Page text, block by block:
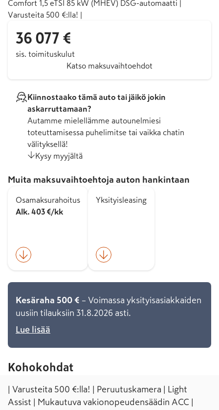
Comfort 1,5 eTSI 85 kW (MHEV) DSG-automaatti |
Varusteita 500 €:lla! |
36 077 €
sis. toimituskulut
Katso maksuvaihtoehdot
Kiinnostaako tämä auto tai jäikö jokin
askarruttamaan?
Autamme mielellämme autounelmiesi
toteuttamisessa puhelimitse tai vaikka chatin
välityksellä!
Kysy myyjältä
Muita maksuvaihtoehtoja auton hankintaan
Osamaksurahoitus
Alk. 403 €/kk
Yksityisleasing
Kesäraha 500 € – Voimassa yksityisasiakkaiden
uusiin tilauksiin 31.8.2026 asti.
Lue lisää
Kohokohdat
| Varusteita 500 €:lla! | Peruutuskamera | Light
Assist | Mukautuva vakionopeudensäädin ACC |